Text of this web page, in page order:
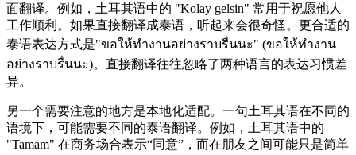
面翻译。例如，土耳其语中的 "Kolay gelsin" 常用于祝愿他人
工作顺利。如果直接翻译成泰语，听起来会很奇怪。更合适的
泰语表达方式是"ขอให้ทำงานอย่างราบรื่นนะ" (ขอให้ทำงาน
อย่างราบรื่นนะ)。直接翻译往往忽略了两种语言的表达习惯差
异。
另一个需要注意的地方是本地化适配。一句土耳其语在不同的
语境下，可能需要不同的泰语翻译。例如，土耳其语中的
"Tamam" 在商务场合表示“同意”，而在朋友之间可能只是简单